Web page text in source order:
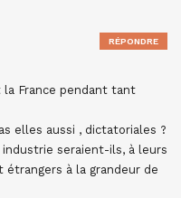
la France pendant tant
elles aussi , dictatoriales ?
seraient-ils, à leurs
à la grandeur de
RÉPONDRE